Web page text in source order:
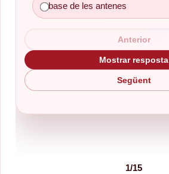
base de les antenes
Anterior
Mostrar resposta
Següent
1/15